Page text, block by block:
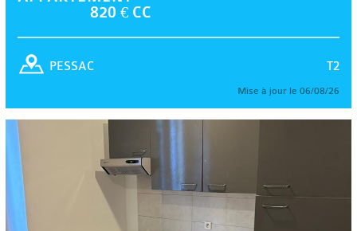
820 € CC
T2
PESSAC
Mise à jour le 06/08/26